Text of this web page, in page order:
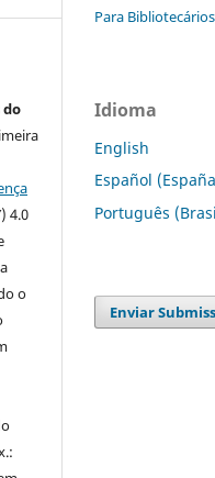
do
4.0
o
Para Bibliotecários
Idioma
English
Español
Português
Enviar